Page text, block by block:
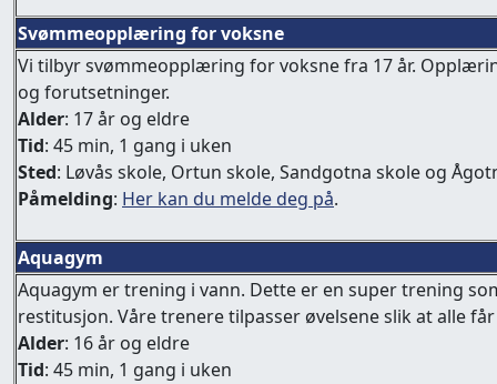
Svømmeopplæring for voksne
Vi tilbyr svømmeopplæring for voksne fra 17 år.
og forutsetninger.
Alder: 17 år og eldre
Tid: 45 min, 1 gang i uken
Sted: Løvås skole, Ortun skole, Sandgotna skole og
Påmelding: Her kan du melde deg på.
Aquagym
Aquagym er trening i vann. Dette er en super trening
restitusjon. Våre trenere tilpasser øvelsene slik at alle
Alder: 16 år og eldre
Tid: 45 min, 1 gang i uken